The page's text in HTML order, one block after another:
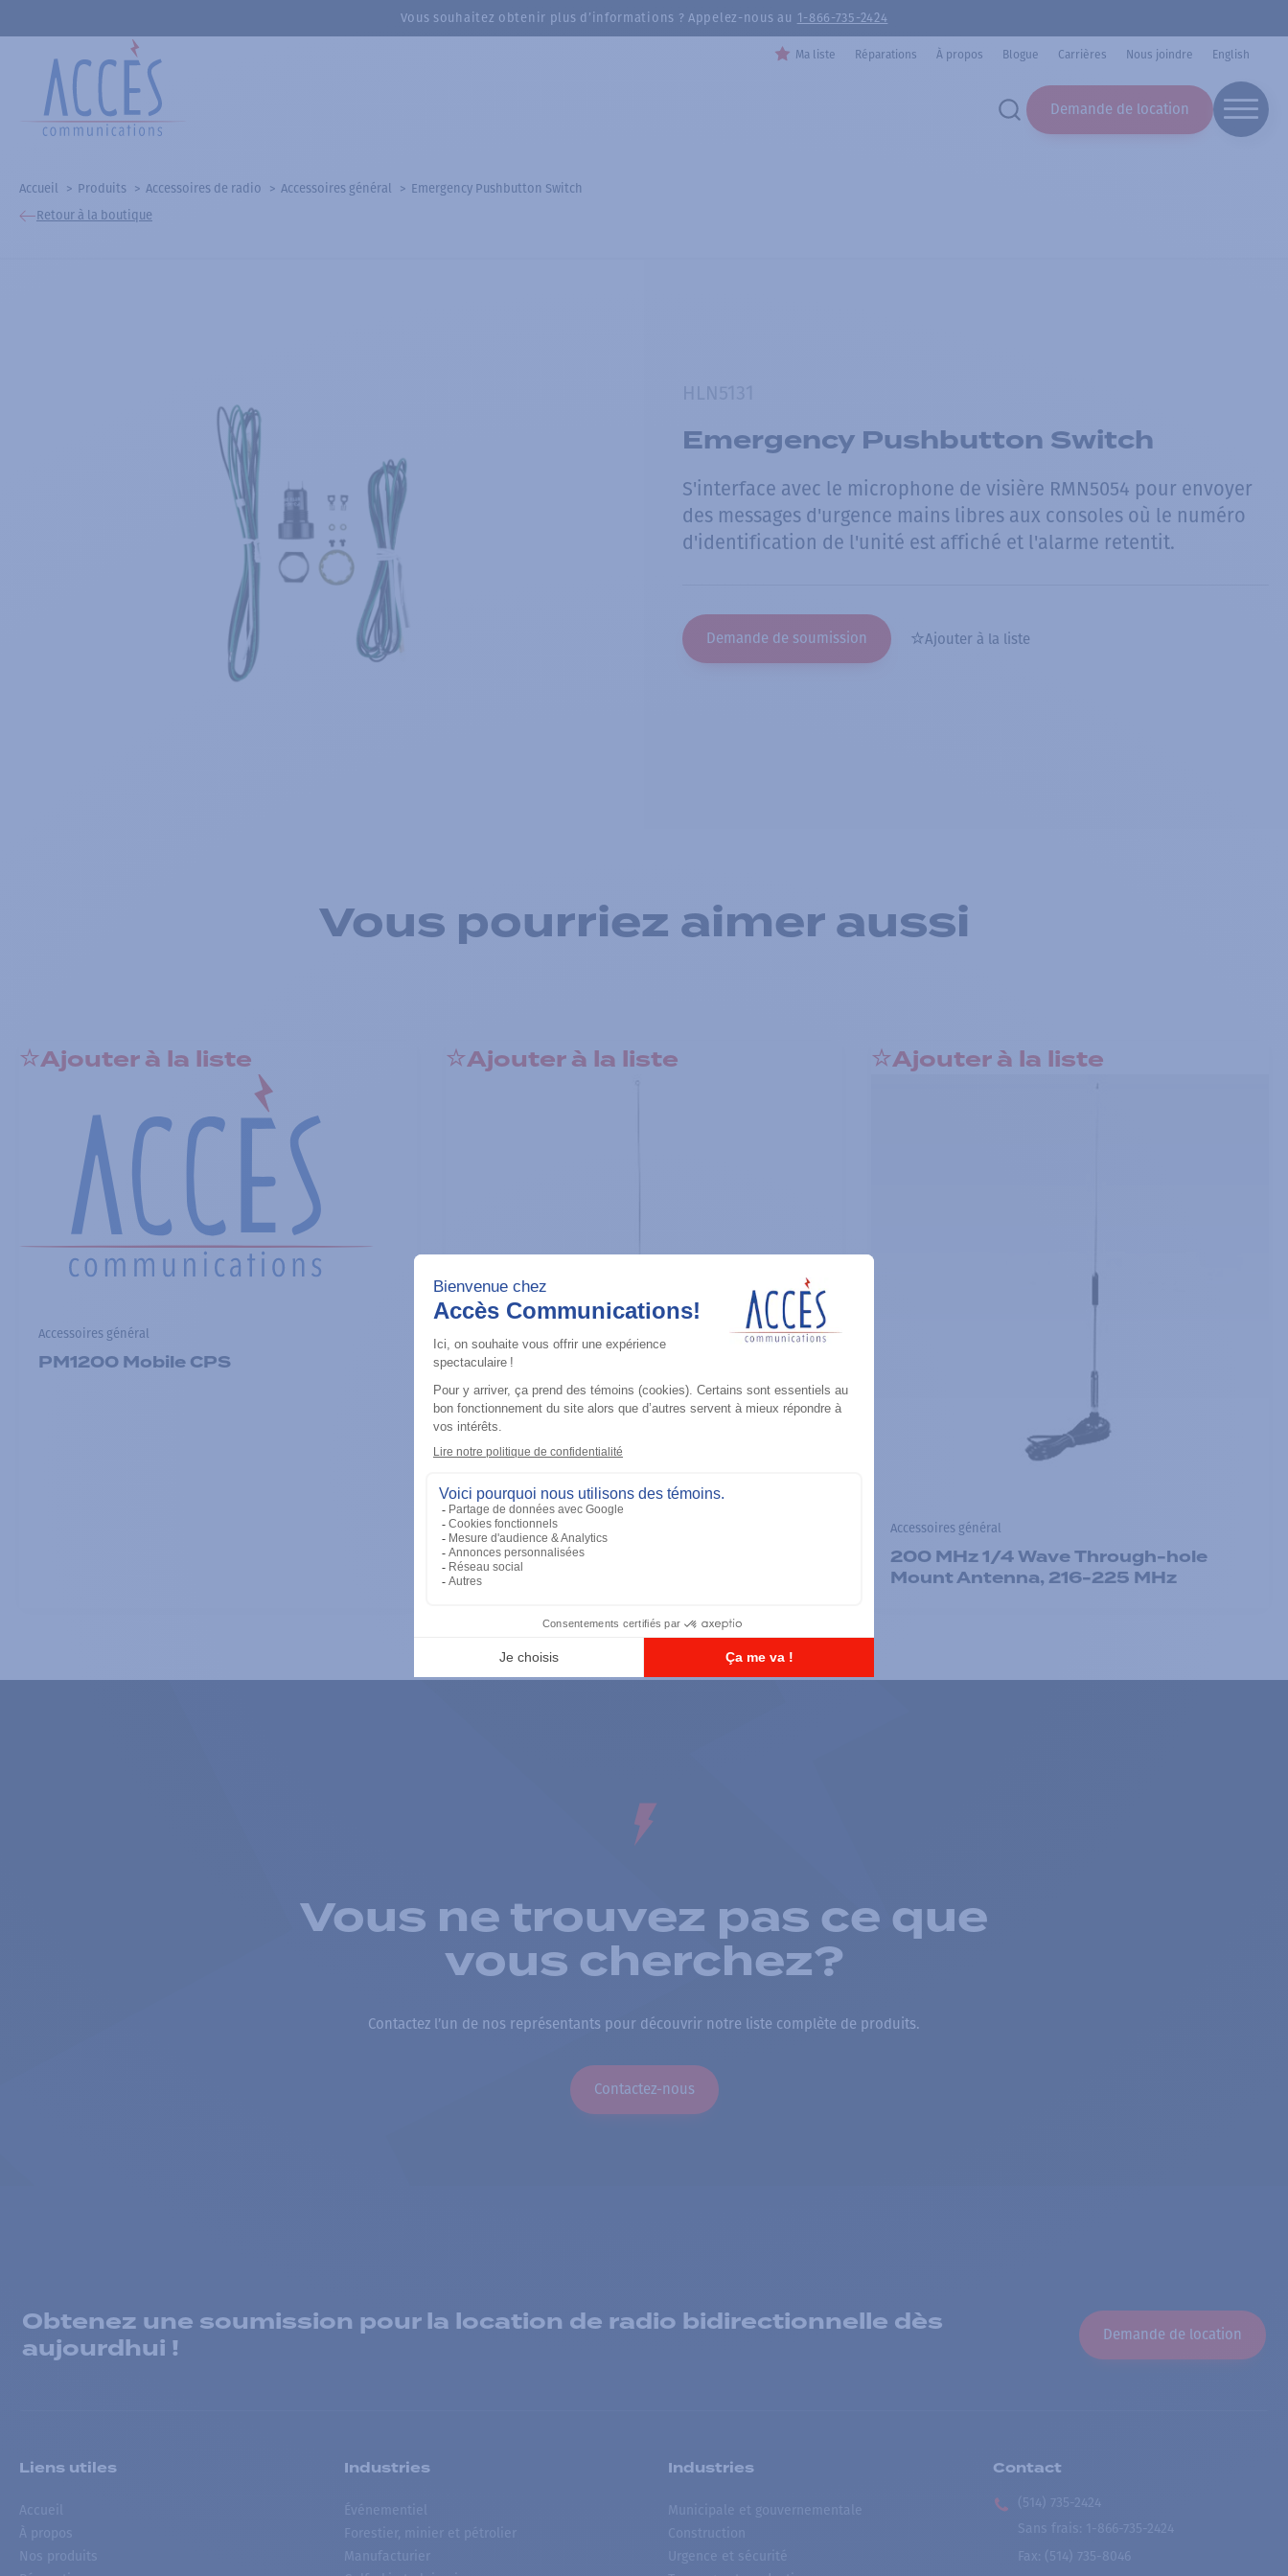
Vous souhaitez obtenir plus d’informations ? Appelez-nous au 1-866-735-2424
Ma liste Réparations À propos Blogue Carrières Nous joindre English
Demande de location
Accueil Produits Accessoires de radio Accessoires général
Emergency Pushbutton Switch
Retour à la boutique
Emergency Pushbutton Switch
S'interface avec le microphone de visière RMN5054 pour envoyer
des messages d'urgence mains libres aux consoles où le numéro
d'identification de l'unité est affiché et l'alarme retentit.
Demande de soumission Ajouter à la liste
Vous pourriez aimer aussi
Ajouter à la liste
Accessoires général
PM1200 Mobile CPS
Ajouter à la liste
Accessoires général
UHF 3.5dB Gain Through-hole Mount
Antenna, 470-494 MHz
Ajouter à la liste
Accessoires général
200 MHz 1/4 Wave Through-hole
Mount Antenna, 216-225 MHz
Vous ne trouvez pas ce que
vous cherchez?
Contactez l’un de nos représentants pour découvrir notre liste complète de produits.
Contactez-nous
Obtenez une soumission pour la location de radio bidirectionnelle dès
aujourdhui !
Demande de location
Liens utiles
Accueil
À propos
Nos produits
Industries
Événementiel
Forestier, minier et pétrolier
Manufacturier
Industries
Municipale et gouvernementale
Construction
Urgence et sécurité
Contact
(514) 735-2424
Sans frais
1-866-735-2424
Fax: (514) 735-8046